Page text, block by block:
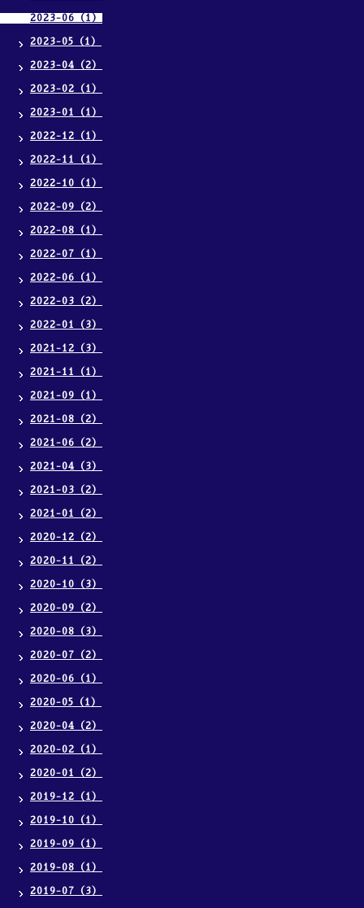
2023-06（1）
2023-05（1）
2023-04（2）
2023-02（1）
2023-01（1）
2022-12（1）
2022-11（1）
2022-10（1）
2022-09（2）
2022-08（1）
2022-07（1）
2022-06（1）
2022-03（2）
2022-01（3）
2021-12（3）
2021-11（1）
2021-09（1）
2021-08（2）
2021-06（2）
2021-04（3）
2021-03（2）
2021-01（2）
2020-12（2）
2020-11（2）
2020-10（3）
2020-09（2）
2020-08（3）
2020-07（2）
2020-06（1）
2020-05（1）
2020-04（2）
2020-02（1）
2020-01（2）
2019-12（1）
2019-10（1）
2019-09（1）
2019-08（1）
2019-07（3）